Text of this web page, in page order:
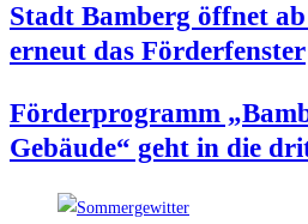
Stadt Bam­berg öff­net
erneut das Förderfenster
För­der­pro­gramm
Gebäu­de“ geht in die